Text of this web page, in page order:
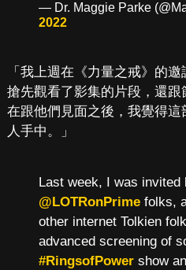
— Dr. Maggie Parke
2022
「我上週在《力量之戒》的
搶先觀看了影集的片段，還跟
在跟他們見面之後，我覺得
人手中。」
Last week, I was invited
@LOTRonPrimefolks,
other internet Tolkien
advanced screening of
#RingsofPowershow